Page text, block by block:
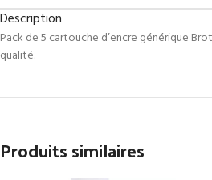
Description
Pack de 5 cartouche d’encre générique
qualité.
Produits similaires